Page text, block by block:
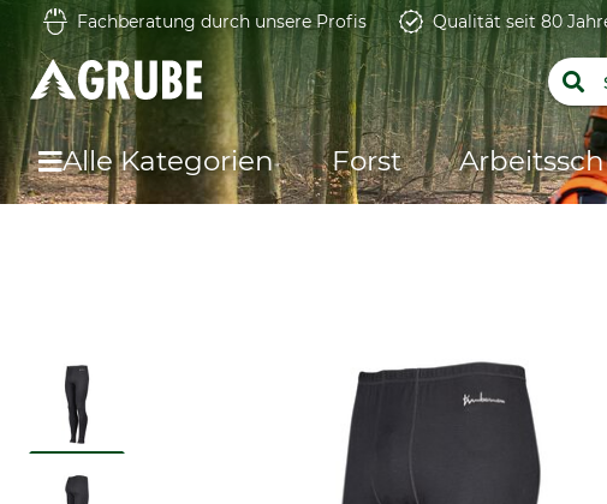
Fachberatung durch unsere Profis Qualität seit 80
Alle Kategorien Forst